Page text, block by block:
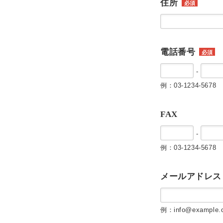
住所 必須
電話番号 必須
-
例：03-1234-5678
FAX
-
例：03-1234-5678
メールアドレス
例：